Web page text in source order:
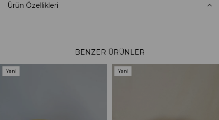
Ürün Özellikleri
BENZER ÜRÜNLER
Yeni
Yeni